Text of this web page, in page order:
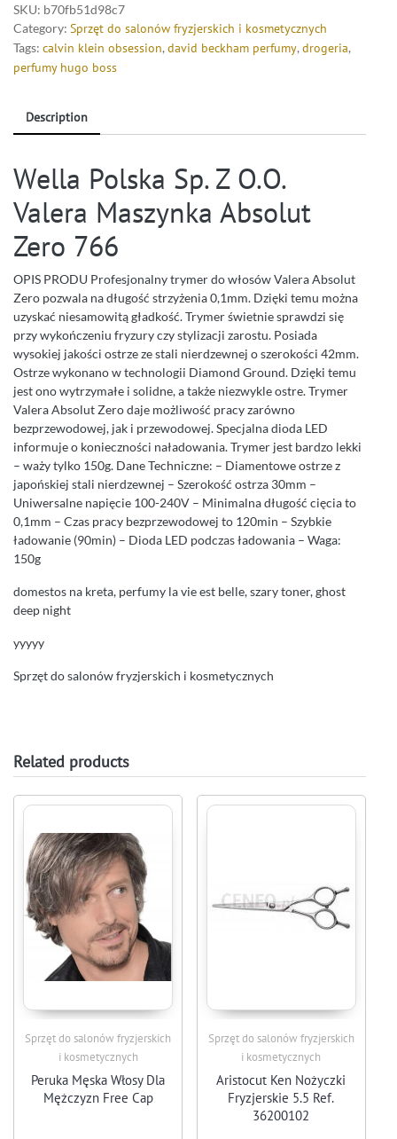
SKU: b70fb51d98c7
Category: Sprzęt do salonów fryzjerskich i kosmetycznych
Tags: calvin klein obsession, david beckham perfumy, drogeria,
perfumy hugo boss
Description
Wella Polska Sp. Z O.O.
Valera Maszynka Absolut
Zero 766
OPIS PRODU Profesjonalny trymer do włosów Valera Absolut
Zero pozwala na długość strzyżenia 0,1mm. Dzięki temu można
uzyskać niesamowitą gładkość. Trymer świetnie sprawdzi się
przy wykończeniu fryzury czy stylizacji zarostu. Posiada
wysokiej jakości ostrze ze stali nierdzewnej o szerokości 42mm.
Ostrze wykonano w technologii Diamond Ground. Dzięki temu
jest ono wytrzymałe i solidne, a także niezwykle ostre. Trymer
Valera Absolut Zero daje możliwość pracy zarówno
bezprzewodowej, jak i przewodowej. Specjalna dioda LED
informuje o konieczności naładowania. Trymer jest bardzo lekki
– waży tylko 150g. Dane Techniczne: – Diamentowe ostrze z
japońskiej stali nierdzewnej – Szerokość ostrza 30mm –
Uniwersalne napięcie 100-240V – Minimalna długość cięcia to
0,1mm – Czas pracy bezprzewodowej to 120min – Szybkie
ładowanie (90min) – Dioda LED podczas ładowania – Waga:
150g
domestos na kreta, perfumy la vie est belle, szary toner, ghost
deep night
yyyyy
Sprzęt do salonów fryzjerskich i kosmetycznych
Related products
Sprzęt do salonów fryzjerskich
i kosmetycznych
Peruka Męska Włosy Dla
Mężczyzn Free Cap
Sprzęt do salonów fryzjerskich
i kosmetycznych
Aristocut Ken Nożyczki
Fryzjerskie 5.5 Ref.
36200102